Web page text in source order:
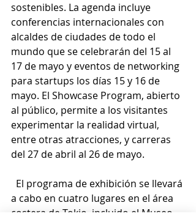
sostenibles. La agenda incluye
conferencias internacionales con
alcaldes de ciudades de todo el
mundo que se celebrarán del 15 al
17 de mayo y eventos de networking
para startups los días 15 y 16 de
mayo. El Showcase Program, abierto
al público, permite a los visitantes
experimentar la realidad virtual,
entre otras atracciones, y carreras
del 27 de abril al 26 de mayo.
El programa de exhibición se llevará
a cabo en cuatro lugares en el área
costera de Tokio, incluido el Museo